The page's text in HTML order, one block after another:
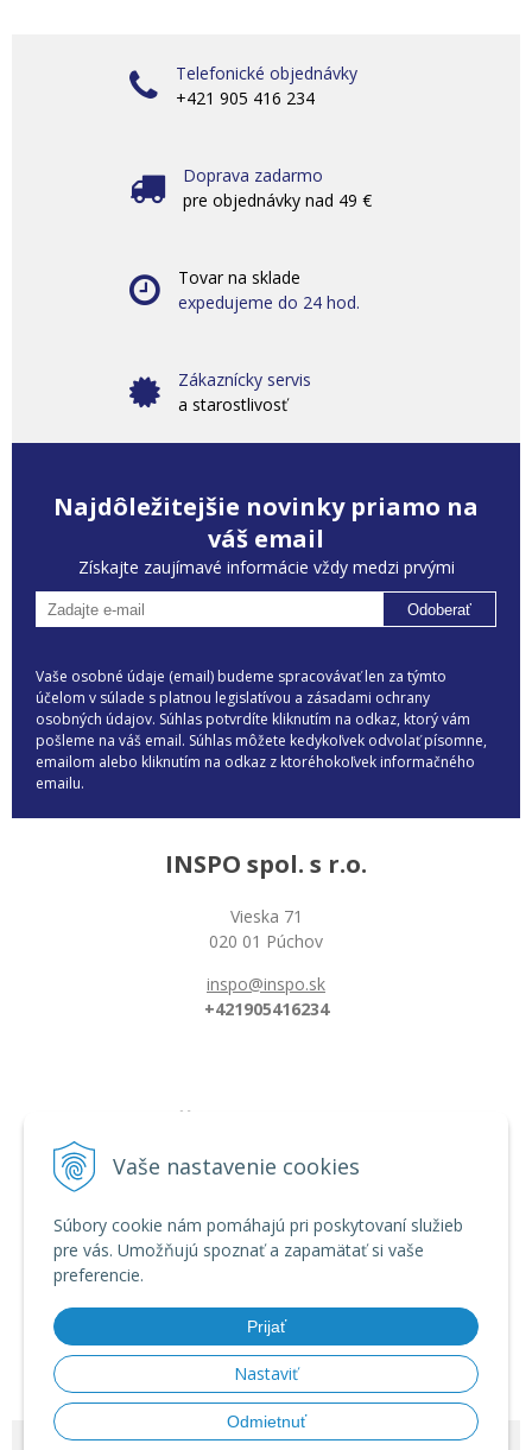
Vaše nastavenie cookies
Súbory cookie nám pomáhajú pri poskytovaní služieb
pre vás. Umožňujú spoznať a zapamätať si vaše
preferencie.
Prijať
Nastaviť
Odmietnuť
Telefonické objednávky
+421 905 416 234
Doprava zadarmo
pre objednávky nad 49 €
Tovar na sklade
expedujeme do 24 hod.
Zákaznícky servis
a starostlivosť
Najdôležitejšie novinky priamo na
váš email
Získajte zaujímavé informácie vždy medzi prvými
Odoberať
Vaše osobné údaje (email) budeme spracovávať len za týmto
účelom v súlade s platnou legislatívou a zásadami ochrany
osobných údajov. Súhlas potvrdíte kliknutím na odkaz, ktorý vám
pošleme na váš email. Súhlas môžete kedykoľvek odvolať písomne,
emailom alebo kliknutím na odkaz z ktoréhokoľvek informačného
emailu.
INSPO spol. s r.o.
Vieska 71
020 01 Púchov
inspo@inspo.sk
+421905416234
Všetko o nákupe
Možnosti platby a doprava
Dĺžka florbalovej hokejky
Zahnutie hokejky/čepele
Veľkostná tabuľka
© 2026 INSPO | Florbal od výrobcu •tvorba eshopu cez UNIobchod